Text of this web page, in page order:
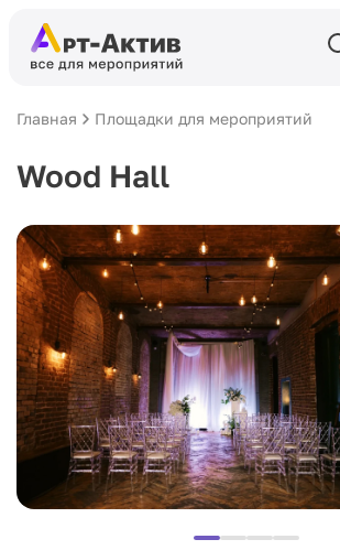
Главная Площадки для мероприятий
Wood Hall